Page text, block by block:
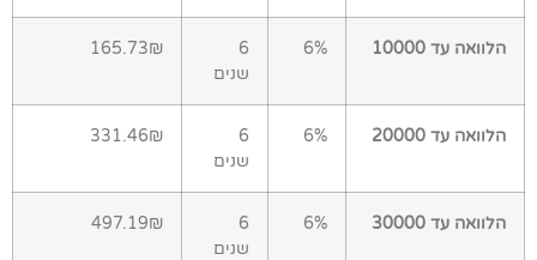
הלוואה עד 10000 6%
6
שנים
165.73₪
הלוואה עד 20000 6%
6
שנים
331.46₪
הלוואה עד 30000 6%
6
שנים
497.19₪